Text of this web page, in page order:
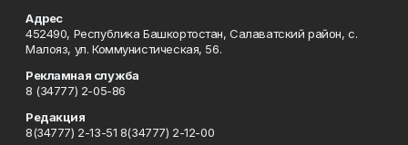
Адрес
452490, Республика Башкортостан, Салаватский район, с.
Малояз, ул. Коммунистическая, 56.
Рекламная служба
8 (34777) 2-05-86
Редакция
8(34777) 2-13-51 8(34777) 2-12-00